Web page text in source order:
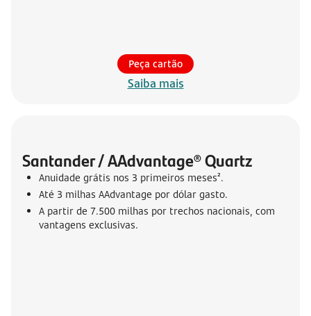
Peça cartão
Saiba mais
Santander / AAdvantage® Quartz
Anuidade grátis nos 3 primeiros meses².
Até 3 milhas AAdvantage por dólar gasto.
A partir de 7.500 milhas por trechos nacionais, com
vantagens exclusivas.